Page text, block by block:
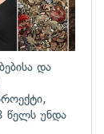
და
წელს უნდა